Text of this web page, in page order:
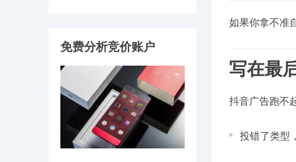
如果你拿不准
写在最
抖音广告跑不
投错了类型
免费分析竞价账户